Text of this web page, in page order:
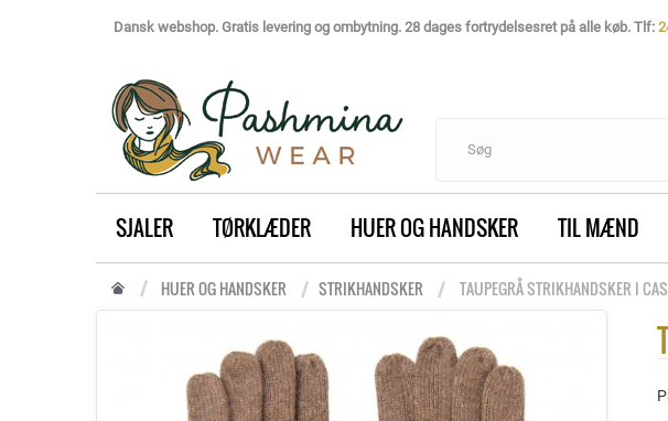
Dansk webshop. Gratis levering og ombytning. 28 dages fortrydelsesret på alle køb. Tlf:
SJALER TØRKLÆDER HUER OG HANDSKER TIL MÆND
HUER OG HANDSKER STRIKHANDSKER TAUPEGRÅ STRIKHANDSKER I